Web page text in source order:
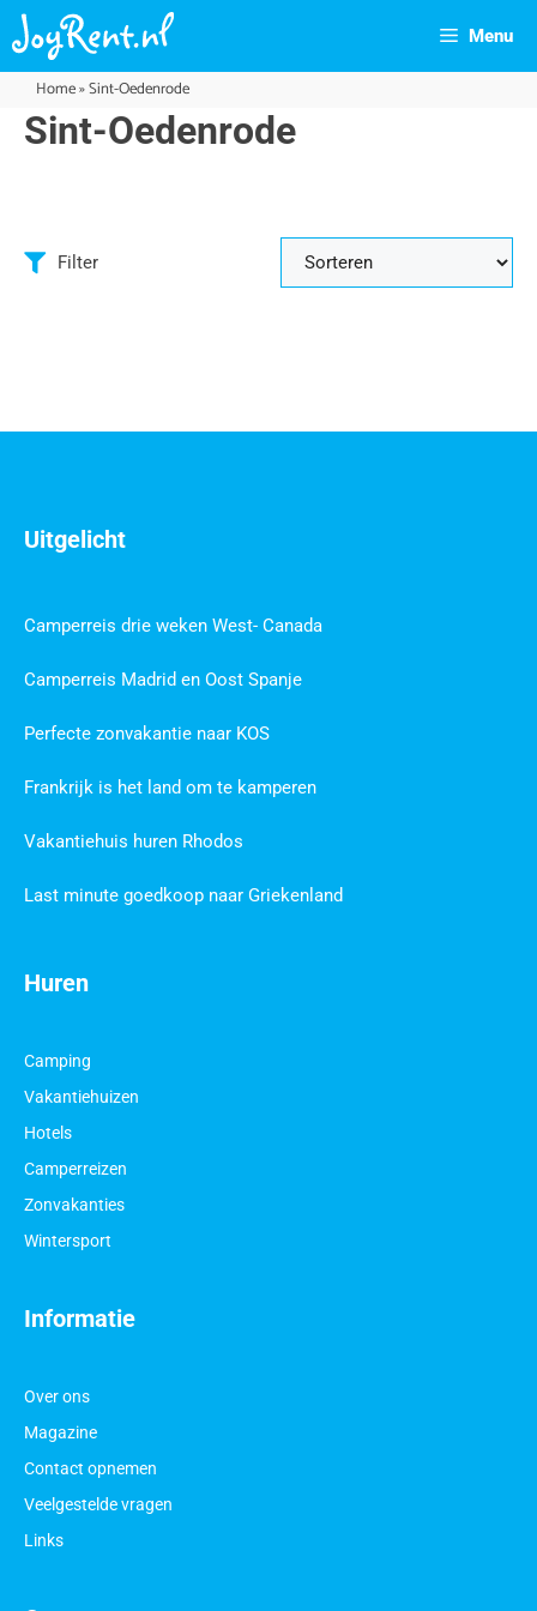
Menu
Home»Sint-Oedenrode
Sint-Oedenrode
Filter
Informatie
Over ons
Magazine
Contact opnemen
Veelgestelde vragen
Links
Huren
Camping
Vakantiehuizen
Hotels
Camperreizen
Zonvakanties
Wintersport
Uitgelicht
Camperreis drie weken West- Canada
Camperreis Madrid en Oost Spanje
Perfecte zonvakantie naar KOS
Frankrijk is het land om te kamperen
Vakantiehuis huren Rhodos
Last minute goedkoop naar Griekenland